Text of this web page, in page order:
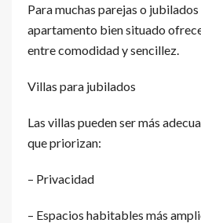
Para muchas parejas o
apartamento bien situado
entre comodidad y sencillez.
Villas para jubilados
Las villas pueden ser más
que priorizan:
– Privacidad
– Espacios habitables más